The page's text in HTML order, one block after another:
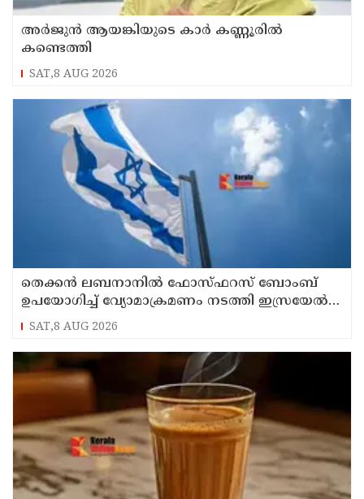
അർജുൻ ആയങ്കിയുടെ കാർ കണ്ണൂരിൽ
കണ്ടെത്തി
SAT,8 AUG 2026
തെക്കൻ ലബനാനിൽ ഫോസ്ഫറസ് ബോംബ്
ഉപയോഗിച്ച് വ്യോമാക്രമണം നടത്തി ഇസ്രയേൽ
സൈന്യം
SAT,8 AUG 2026